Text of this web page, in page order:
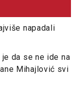
napadali
da se ne ide na
Mihajlović svi